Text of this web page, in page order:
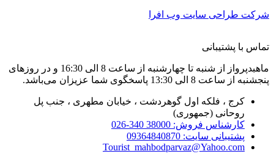
شرکت طراحی سایت وب افرا
تماس با پشتیبانی
ماهبدپرواز از شنبه تا چهارشنبه از ساعت 8 الی 16:30 و در روزهای
پنجشنبه از ساعت 8 الی 13:30 پاسخگوی شما عزیزان می‌باشد.
کرج ، فلکه اول گوهردشت ، خیابان مطهری ، جنب پل
روحانی (جمهوری)
کارشناس فروش: 38000 340-026
پشتیبانی سایت: 09364840870
Tourist_mahbodparvaz@Yahoo.com